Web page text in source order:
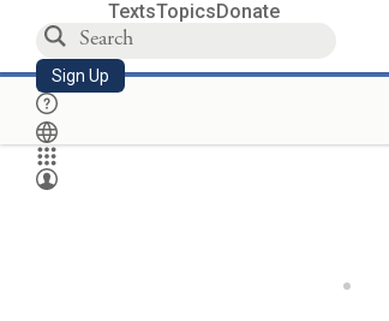
TextsTopicsDonate
Sign Up